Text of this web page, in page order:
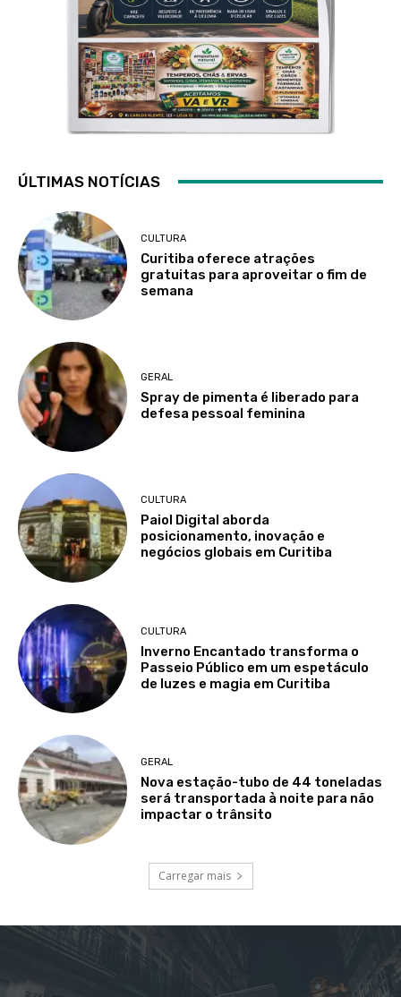
ÚLTIMAS NOTÍCIAS
CULTURA
Curitiba oferece atrações
gratuitas para aproveitar o fim de
semana
GERAL
Spray de pimenta é liberado para
defesa pessoal feminina
CULTURA
Paiol Digital aborda
posicionamento, inovação e
negócios globais em Curitiba
CULTURA
Inverno Encantado transforma o
Passeio Público em um espetáculo
de luzes e magia em Curitiba
GERAL
Nova estação-tubo de 44 toneladas
será transportada à noite para não
impactar o trânsito
Carregar mais